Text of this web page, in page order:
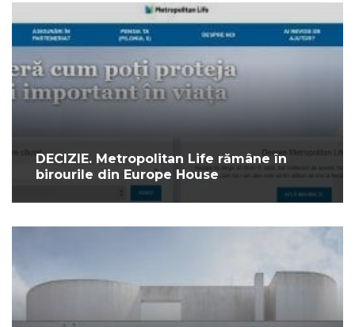
DECIZIE. Metropolitan Life rămâne în
birourile din Europe House